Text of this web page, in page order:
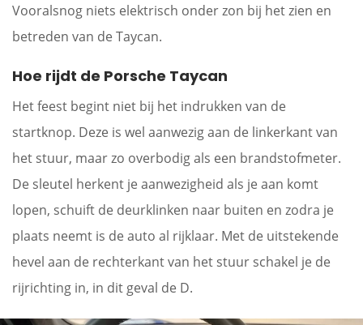
Vooralsnog niets elektrisch onder zon bij het zien en
betreden van de Taycan.
Hoe rijdt de Porsche Taycan
Het feest begint niet bij het indrukken van de
startknop. Deze is wel aanwezig aan de linkerkant van
het stuur, maar zo overbodig als een brandstofmeter.
De sleutel herkent je aanwezigheid als je aan komt
lopen, schuift de deurklinken naar buiten en zodra je
plaats neemt is de auto al rijklaar. Met de uitstekende
hevel aan de rechterkant van het stuur schakel je de
rijrichting in, in dit geval de D.